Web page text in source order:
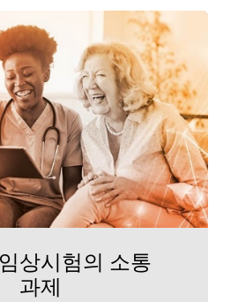
상시험의 소통
과제